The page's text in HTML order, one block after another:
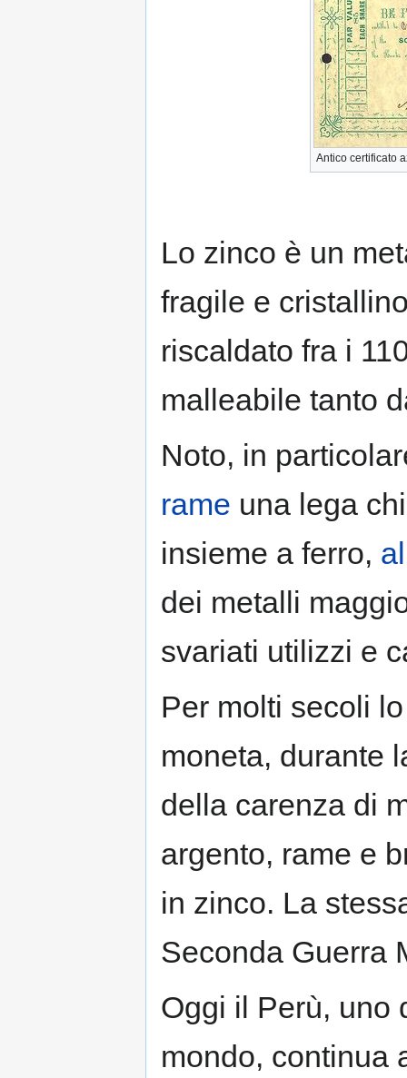
Antico certificato
Lo zinco è un
fragile e
riscaldato fra i
malleabile tanto
Noto, in
rame una lega
insieme a ferro,
dei metalli
svariati utilizzi e
Per molti secoli
moneta, durante
della carenza di
argento, rame e
in zinco. La
Seconda Guerra
Oggi il Perù, uno
mondo, continua